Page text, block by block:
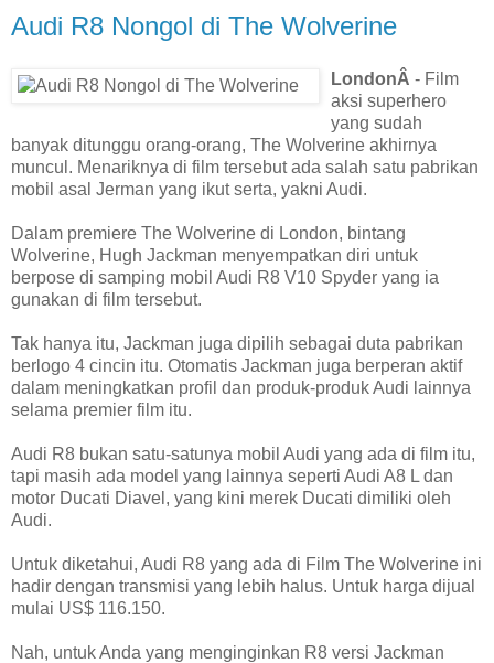
Audi R8 Nongol di The Wolverine
LondonÂ - Film
aksi superhero
yang sudah
banyak ditunggu orang-orang, The Wolverine akhirnya
muncul. Menariknya di film tersebut ada salah satu pabrikan
mobil asal Jerman yang ikut serta, yakni Audi.
Dalam premiere The Wolverine di London, bintang
Wolverine, Hugh Jackman menyempatkan diri untuk
berpose di samping mobil Audi R8 V10 Spyder yang ia
gunakan di film tersebut.
Tak hanya itu, Jackman juga dipilih sebagai duta pabrikan
berlogo 4 cincin itu. Otomatis Jackman juga berperan aktif
dalam meningkatkan profil dan produk-produk Audi lainnya
selama premier film itu.
Audi R8 bukan satu-satunya mobil Audi yang ada di film itu,
tapi masih ada model yang lainnya seperti Audi A8 L dan
motor Ducati Diavel, yang kini merek Ducati dimiliki oleh
Audi.
Untuk diketahui, Audi R8 yang ada di Film The Wolverine ini
hadir dengan transmisi yang lebih halus. Untuk harga dijual
mulai US$ 116.150.
Nah, untuk Anda yang menginginkan R8 versi Jackman